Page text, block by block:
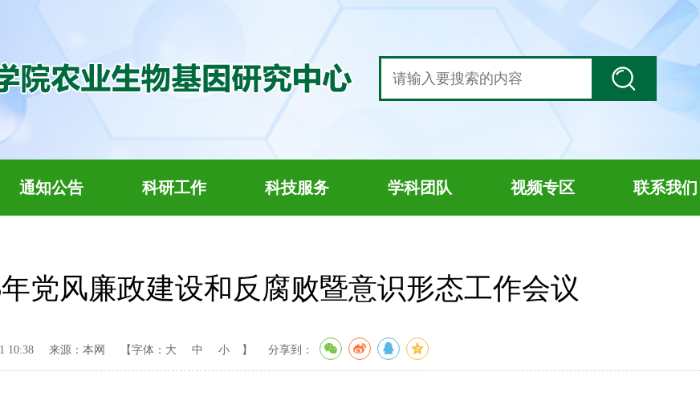
通知公告 科研工作 科技服务 学科团队 视频专区 联系我们
党风廉政建设和反腐败暨意识形态工作会议
10:38 来源：本网 【字体： 大 中 小 】 分享到：